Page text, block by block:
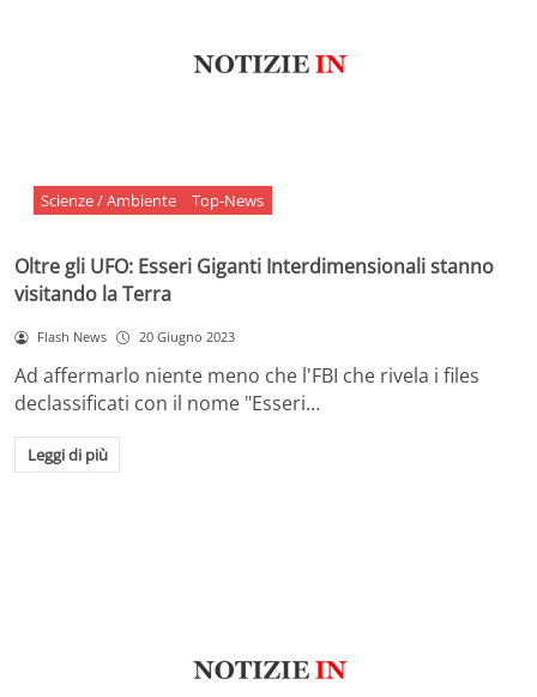
Scienze / Ambiente Top-News
Oltre gli UFO: Esseri Giganti Interdimensionali stanno
visitando la Terra
Flash News 20 Giugno 2023
Ad affermarlo niente meno che l'FBI che rivela i files
declassificati con il nome "Esseri…
Leggi di più